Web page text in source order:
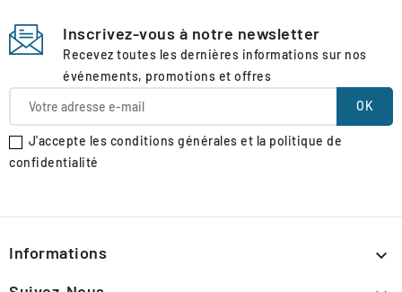
Inscrivez-vous à notre newsletter
Recevez toutes les dernières informations sur nos
événements, promotions et offres
J'accepte les conditions générales et la politique de
confidentialité
Informations 